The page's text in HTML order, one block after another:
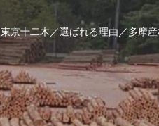
東京十二木／選ばれる理由／多摩